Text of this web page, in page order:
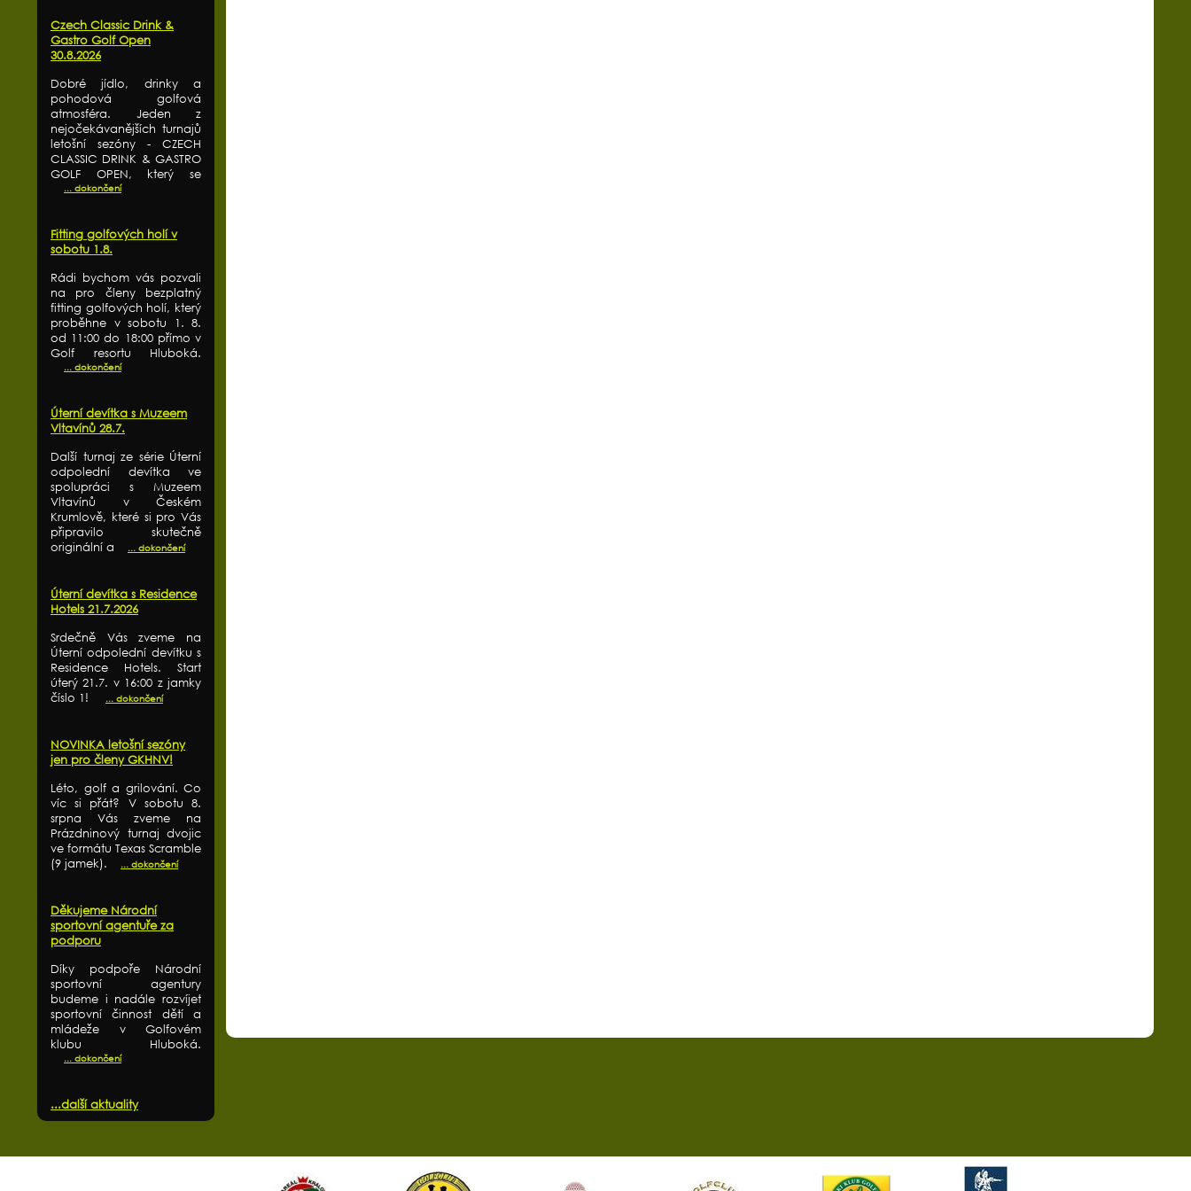
Czech Classic Drink &
Gastro Golf Open
30.8.2026
Dobré jídlo, drinky a
pohodová golfová
atmosféra. Jeden z
nejočekávanějších turnajů
letošní sezóny - CZECH
CLASSIC DRINK & GASTRO
GOLF OPEN, který se
... dokončení
Fitting golfových holí v
sobotu 1.8.
Rádi bychom vás pozvali
na pro členy bezplatný
fitting golfových holí, který
proběhne v sobotu 1. 8.
od 11:00 do 18:00 přímo v
Golf resortu Hluboká.
... dokončení
Úterní devítka s Muzeem
Vltavínů 28.7.
Další turnaj ze série Úterní
odpolední devítka ve
spolupráci s Muzeem
Vltavínů v Českém
Krumlově, které si pro Vás
připravilo skutečně
originální a
... dokončení
Úterní devítka s Residence
Hotels 21.7.2026
Srdečně Vás zveme na
Úterní odpolední devítku s
Residence Hotels. Start
úterý 21.7. v 16:00 z jamky
číslo 1!
... dokončení
NOVINKA letošní sezóny
jen pro členy GKHNV!
Léto, golf a grilování. Co
víc si přát? V sobotu 8.
srpna Vás zveme na
Prázdninový turnaj dvojic
ve formátu Texas Scramble
(9 jamek).
... dokončení
Děkujeme Národní
sportovní agentuře za
podporu
Díky podpoře Národní
sportovní agentury
budeme i nadále rozvíjet
sportovní činnost dětí a
mládeže v Golfovém
klubu Hluboká.
... dokončení
...další aktuality